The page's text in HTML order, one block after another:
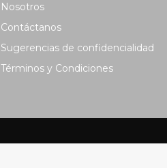
Nosotros
Contáctanos
Sugerencias de confidencialidad
Términos y Condiciones